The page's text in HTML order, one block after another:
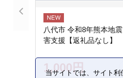
八代市 令和8年熊本地
害支援【返礼品なし】
1,000円
当サイトでは、サイト